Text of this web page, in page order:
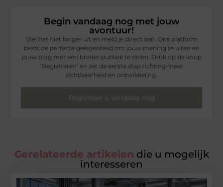
Begin vandaag nog met jouw
avontuur!
Stel het niet langer uit en meld je direct aan. Ons platform
biedt de perfecte gelegenheid om jouw mening te uiten en
jouw blog met een breder publiek te delen. Druk op de knop
‘Registreren’ en zet de eerste stap richting meer
zichtbaarheid en ontwikkeling.
Registreer u vandaag nog
Gerelateerde artikelen die u mogelijk
interesseren